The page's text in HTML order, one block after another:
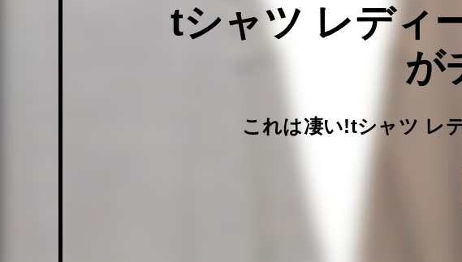
tシャツ レディ
が
これは凄い!tシャツ レ